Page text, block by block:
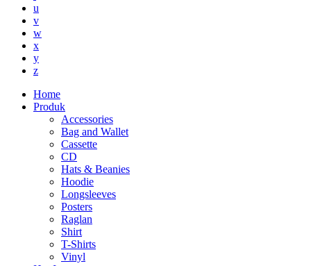
u
v
w
x
y
z
Home
Produk
Accessories
Bag and Wallet
Cassette
CD
Hats & Beanies
Hoodie
Longsleeves
Posters
Raglan
Shirt
T-Shirts
Vinyl